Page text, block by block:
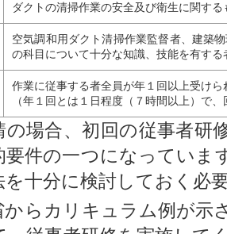
ダクトの清掃作業の安全及び衛生に関す
空気調和用ダクト清掃作業監督者、建築
の科目について十分な知識、技能を有する
作業に従事する者全員が年１回以上受けら
（年１回とは１日程度（７時間以上）で
の場合、初回の従事者研
要件の一つになっていま
を十分に検討しておく必
らカリキュラム例が示